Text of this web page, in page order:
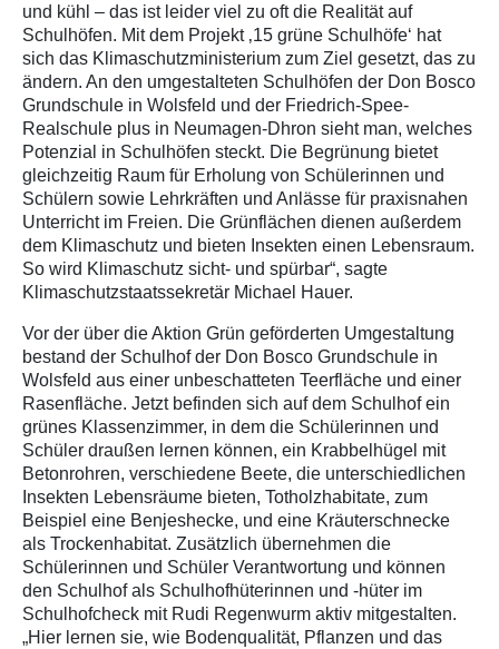
und kühl – das ist leider viel zu oft die Realität auf
Schulhöfen. Mit dem Projekt ‚15 grüne Schulhöfe‘ hat
sich das Klimaschutzministerium zum Ziel gesetzt, das zu
ändern. An den umgestalteten Schulhöfen der Don Bosco
Grundschule in Wolsfeld und der Friedrich-Spee-
Realschule plus in Neumagen-Dhron sieht man, welches
Potenzial in Schulhöfen steckt. Die Begrünung bietet
gleichzeitig Raum für Erholung von Schülerinnen und
Schülern sowie Lehrkräften und Anlässe für praxisnahen
Unterricht im Freien. Die Grünflächen dienen außerdem
dem Klimaschutz und bieten Insekten einen Lebensraum.
So wird Klimaschutz sicht- und spürbar“, sagte
Klimaschutzstaatssekretär Michael Hauer.
Vor der über die Aktion Grün geförderten Umgestaltung
bestand der Schulhof der Don Bosco Grundschule in
Wolsfeld aus einer unbeschatteten Teerfläche und einer
Rasenfläche. Jetzt befinden sich auf dem Schulhof ein
grünes Klassenzimmer, in dem die Schülerinnen und
Schüler draußen lernen können, ein Krabbelhügel mit
Betonrohren, verschiedene Beete, die unterschiedlichen
Insekten Lebensräume bieten, Totholzhabitate, zum
Beispiel eine Benjeshecke, und eine Kräuterschnecke
als Trockenhabitat. Zusätzlich übernehmen die
Schülerinnen und Schüler Verantwortung und können
den Schulhof als Schulhofhüterinnen und -hüter im
Schulhofcheck mit Rudi Regenwurm aktiv mitgestalten.
„Hier lernen sie, wie Bodenqualität, Pflanzen und das